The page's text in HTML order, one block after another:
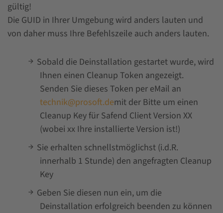
gültig!
Die GUID in Ihrer Umgebung wird anders lauten und
von daher muss Ihre Befehlszeile auch anders lauten.
Sobald die Deinstallation gestartet wurde, wird
Ihnen einen Cleanup Token angezeigt.
Senden Sie dieses Token per eMail an
technik@prosoft.demit der Bitte um einen
Cleanup Key für Safend Client Version XX
(wobei xx Ihre installierte Version ist!)
Sie erhalten schnellstmöglichst (i.d.R.
innerhalb 1 Stunde) den angefragten Cleanup
Key
Geben Sie diesen nun ein, um die
Deinstallation erfolgreich beenden zu können